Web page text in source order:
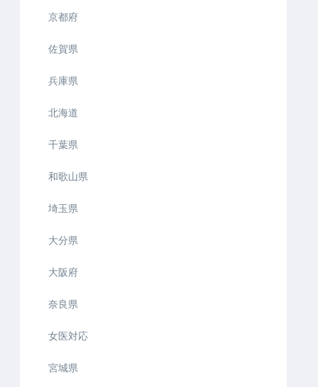
京都府
佐賀県
兵庫県
北海道
千葉県
和歌山県
埼玉県
大分県
大阪府
奈良県
女医対応
宮城県